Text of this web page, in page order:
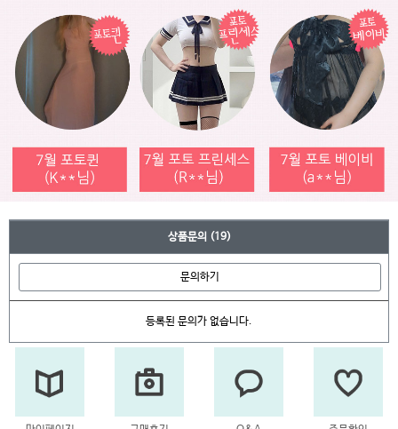
상품문의 (19)
문의하기
등록된 문의가 없습니다.